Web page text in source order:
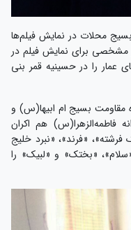
بسیج محلات در نمایش فیلم‌ها
برای نمایش فیلم در
عمار را در حسینیه قمر بنی
مقاومت بسیج ام ابیها(س) و
فاطمه‌الزهرا(س) هم اکران
فرشته»، «فرند»، «نبرد خلیج
«سلام»، «بختک» و «لبیک» را